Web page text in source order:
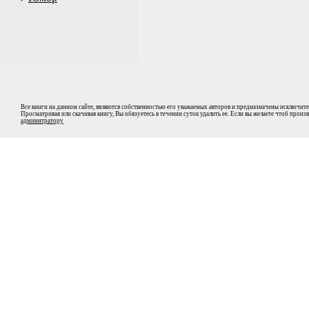
Все книги на данном сайте, являются собственностью его уважаемых авторов и предназначены
Просматривая или скачивая книгу, Вы обязуетесь в течении суток удалить ее. Если вы желаете чтоб
админитратору